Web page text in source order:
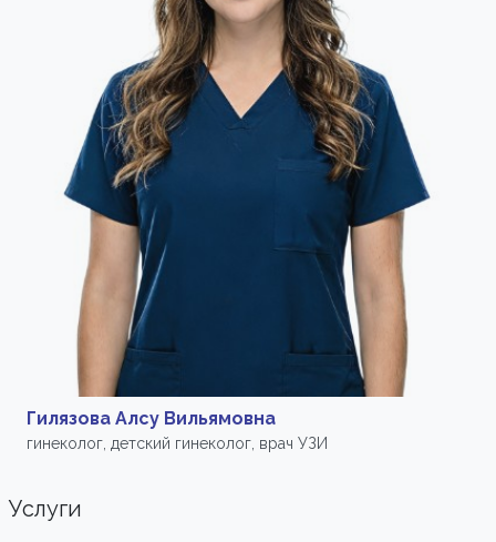
Гилязова Алсу Вильямовна
гинеколог, детский гинеколог, врач УЗИ
Услуги